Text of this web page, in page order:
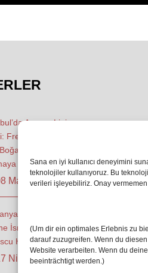
Sana en iyi kullanıcı deneyimini
teknolojiler kullanıyoruz. Bu
verileri işleyebiliriz. Onay
(Um dir ein optimales Erlebnis zu
darauf zuzugreifen. Wenn du
Website verarbeiten. Wenn du
beeinträchtigt werden.)
Avrupa Ligi
Freiburg ve Aston
Tarih
Hazırlanıyor
May 2026
Futbolunun
İsmi Mircea
Hayatını Kaybetti
Nis 2026